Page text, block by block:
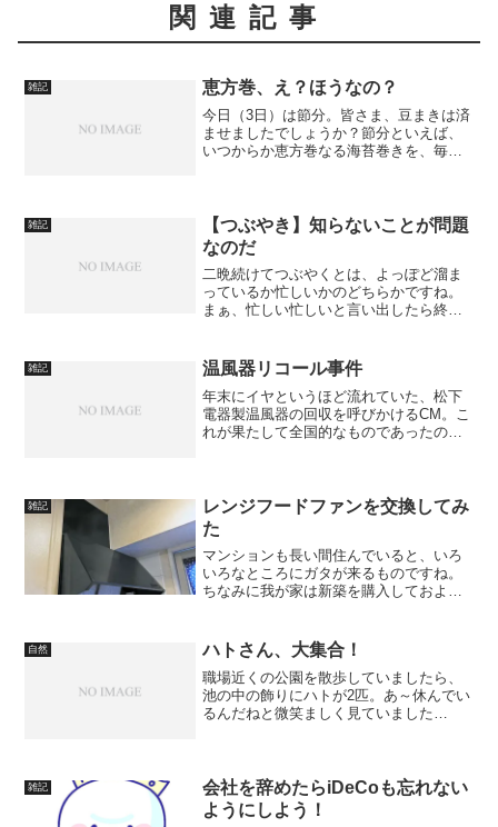
関連記事
雑記 恵方巻、え？ほうなの？
今日（3日）は節分。皆さま、豆まきは済
ませましたでしょうか？節分といえば、
いつからか恵方巻なる海苔巻きを、毎年
雑記
【つぶやき】知らないことが問題
なのだ
二晩続けてつぶやくとは、よっぽど溜ま
っているか忙しいかのどちらかですね。
まぁ、忙しい忙しいと言い出したら終わ
も言えません。相手が想像を絶するもの
だったとき、普通の対応が...
雑記 温風器リコール事件
年末にイヤというほど流れていた、松下
電器製温風器の回収を呼びかけるCM。こ
れが果たして全国的なものであったのか
多いのではないだろう...
雑記
レンジフードファンを交換してみ
た
マンションも長い間住んでいると、いろ
いろなところにガタが来るものですね。
ちなみに我が家は新築を購入しておよそ
寒くなったある朝、レンジフードファン
（ガスレンジの上にある...
自然 ハトさん、大集合！
職場近くの公園を散歩していましたら、
池の中の飾りにハトが2匹。あ～休んでい
るんだねと微笑ましく見ていました
雑記
会社を辞めたらiDeCoも忘れない
ようにしよう！